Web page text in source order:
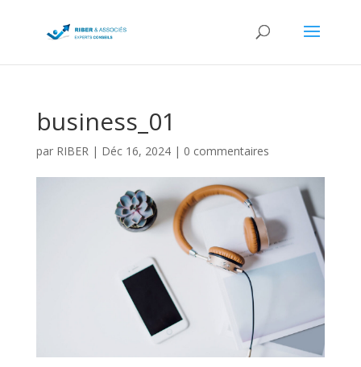
business_01
par RIBER| Déc 16, 2024| 0 commentaires